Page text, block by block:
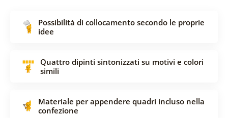
Possibilità di collocamento secondo le proprie
idee
Quattro dipinti sintonizzati su motivi e colori
simili
Materiale per appendere quadri incluso nella
confezione